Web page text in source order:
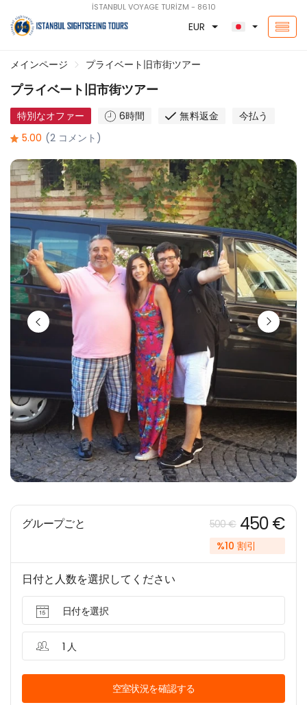
İSTANBUL VOYAGE TURİZM - 8610
EUR
メインページ プライベート旧市街ツアー
プライベート旧市街ツアー
特別なオファー 6時間 無料返金
今払う
5.00 (2 コメント)
グループごと 500 € 450 €
%10 割引
日付と人数を選択してください
日付を選択
1 人
空室状況を確認する